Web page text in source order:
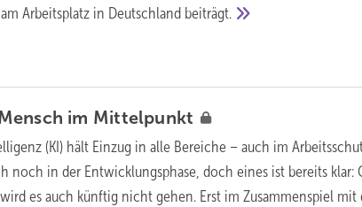
Arbeitsplatz in Deutschland beiträgt.
im Mittelpunkt
(KI) hält Einzug in alle Bereiche – auch im
noch in der Entwicklungsphase, doch eines ist bereits klar:
es auch künftig nicht gehen. Erst im Zusammenspiel mit